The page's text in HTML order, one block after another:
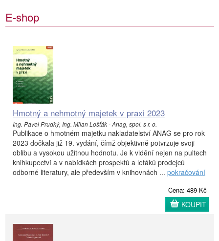
E-shop
Hmotný a nehmotný majetek v praxi 2023
Ing. Pavel Prudký, Ing. Milan Lošťák - Anag, spol. s r. o.
Publikace o hmotném majetku nakladatelství ANAG se pro rok
2023 dočkala již 19. vydání, čímž objektivně potvrzuje svoji
oblibu a vysokou užitnou hodnotu. Je k vidění nejen na pultech
knihkupectví a v nabídkách prospektů a letáků prodejců
odborné literatury, ale především v knihovnách ... pokračování
Cena: 489 Kč
KOUPIT